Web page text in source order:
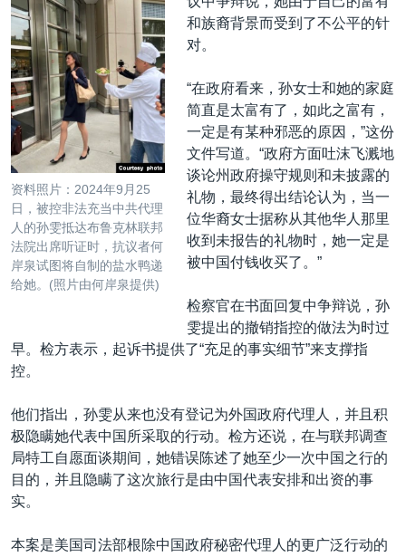
资料照片：2024年9月25
日，被控非法充当中共代理
人的孙雯抵达布鲁克林联邦
法院出席听证时，抗议者何
岸泉试图将自制的盐水鸭递
给她。(照片由何岸泉提供)
和族裔背景而受到了不公平的针
对。
“在政府看来，孙女士和她的家庭
简直是太富有了，如此之富有，
一定是有某种邪恶的原因，”这份
文件写道。“政府方面吐沫飞溅地
谈论州政府操守规则和未披露的
礼物，最终得出结论认为，当一
位华裔女士据称从其他华人那里
收到未报告的礼物时，她一定是
被中国付钱收买了。”
检察官在书面回复中争辩说，孙
雯提出的撤销指控的做法为时过
早。检方表示，起诉书提供了“充足的事实细节”来支撑指
控。
他们指出，孙雯从来也没有登记为外国政府代理人，并且积
极隐瞒她代表中国所采取的行动。检方还说，在与联邦调查
局特工自愿面谈期间，她错误陈述了她至少一次中国之行的
目的，并且隐瞒了这次旅行是由中国代表安排和出资的事
实。
本案是美国司法部根除中国政府秘密代理人的更广泛行动的